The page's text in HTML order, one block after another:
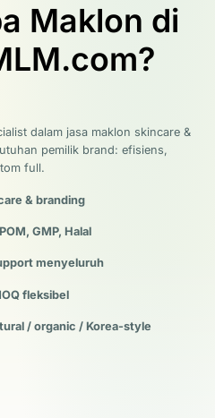
Maklon di
dalam jasa maklon skincare &
pemilik brand: efisiens,
full.
& branding
GMP, Halal
menyeluruh
fleksibel
/ organic / Korea-style